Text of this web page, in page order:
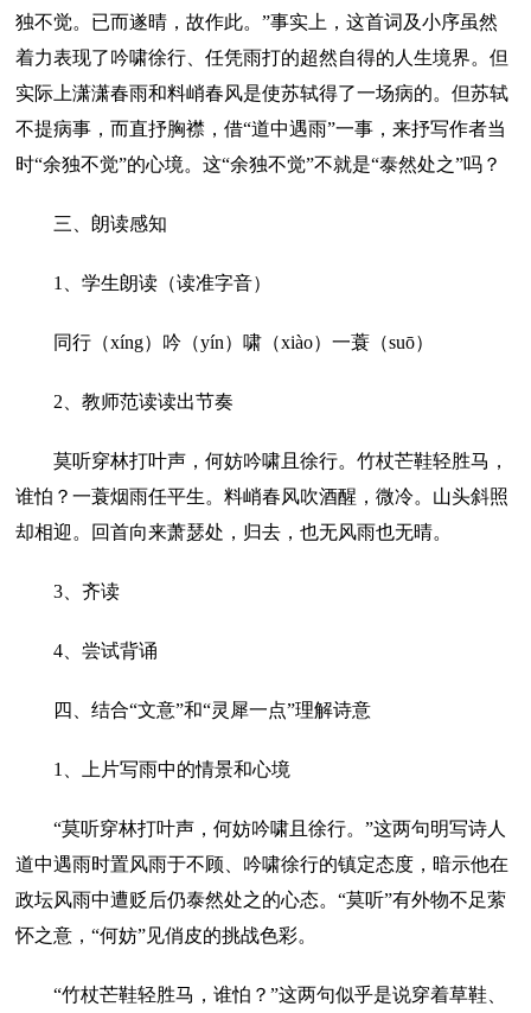
独不觉。已而遂晴，故作此。”事实上，这首词及小序虽然
着力表现了吟啸徐行、任凭雨打的超然自得的人生境界。但
实际上潇潇春雨和料峭春风是使苏轼得了一场病的。但苏轼
不提病事，而直抒胸襟，借“道中遇雨”一事，来抒写作者当
时“余独不觉”的心境。这“余独不觉”不就是“泰然处之”吗？
三、朗读感知
1、学生朗读（读准字音）
同行（xíng）吟（yín）啸（xiào）一蓑（suō）
2、教师范读读出节奏
莫听穿林打叶声，何妨吟啸且徐行。竹杖芒鞋轻胜马，
谁怕？一蓑烟雨任平生。料峭春风吹酒醒，微冷。山头斜照
却相迎。回首向来萧瑟处，归去，也无风雨也无晴。
3、齐读
4、尝试背诵
四、结合“文意”和“灵犀一点”理解诗意
1、上片写雨中的情景和心境
“莫听穿林打叶声，何妨吟啸且徐行。”这两句明写诗人
道中遇雨时置风雨于不顾、吟啸徐行的镇定态度，暗示他在
政坛风雨中遭贬后仍泰然处之的心态。“莫听”有外物不足萦
怀之意，“何妨”见俏皮的挑战色彩。
“竹杖芒鞋轻胜马，谁怕？”这两句似乎是说穿着草鞋、